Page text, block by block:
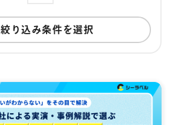
絞り込み条件を選択